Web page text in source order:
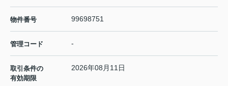
物件番号 99698751
管理コード -
取引条件の
有効期限
2026年08月11日